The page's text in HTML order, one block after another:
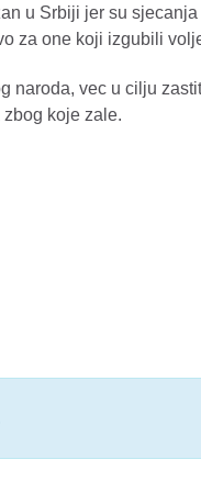
u Srbiji jer su
za one koji izgubili
naroda, vec u cilju
koje zale.